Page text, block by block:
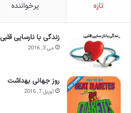
تازه پرخواننده
زندگی با نارسایی قلبی
می 3, 2016
روز جهانی بهداشت
آوریل 7, 2016